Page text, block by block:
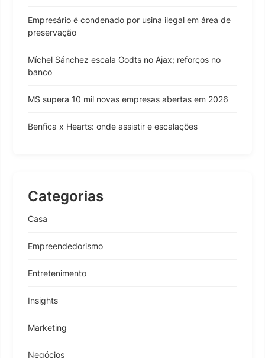
Empresário é condenado por usina ilegal em área de
preservação
Míchel Sánchez escala Godts no Ajax; reforços no
banco
MS supera 10 mil novas empresas abertas em 2026
Benfica x Hearts: onde assistir e escalações
Categorias
Casa
Empreendedorismo
Entretenimento
Insights
Marketing
Negócios